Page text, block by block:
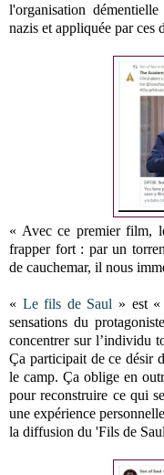
l'organisation
nazis et appliquée par ces
« Avec ce premier film,
frapper fort : par un
de cauchemar, il nous
« Le fils de Saul » est
sensations du
concentrer sur l’individu
Ça participait de ce désir
le camp. Ça oblige en
pour reconstruire ce qui
une expérience
la diffusion du 'Fils de